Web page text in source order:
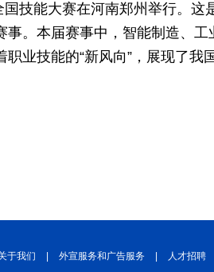
技能大赛在河南郑州举行。
事。本届赛事中，智能制造、
业技能的“新风向”，展现了我
于我们 外宣服务和广告服务 人才招聘